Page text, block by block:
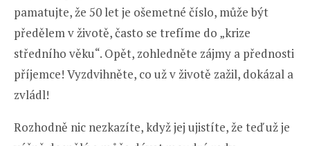
pamatujte, že 50 let je ošemetné číslo, může být
předělem v životě, často se trefíme do „krize
středního věku“. Opět, zohledněte zájmy a přednosti
příjemce! Vyzdvihněte, co už v životě zažil, dokázal a
zvládl!
Rozhodně nic nezkazíte, když jej ujistíte, že teď už je